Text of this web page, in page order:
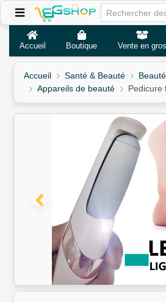
Accueil Boutique Vente en gros
Accueil Santé & Beauté
Appareils de beauté
Pedicure